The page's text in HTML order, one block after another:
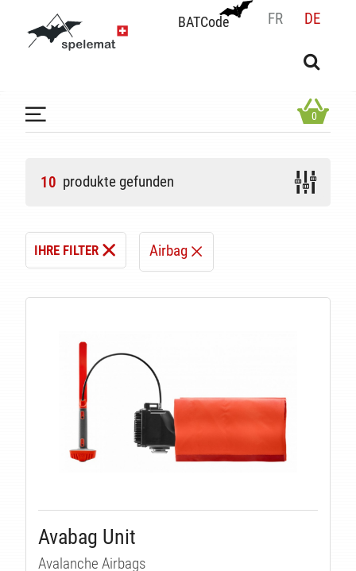
BATCode FR DE
BATCode
OK
0
10 produkte gefunden
IHRE FILTER Airbag
Avabag Unit
Avalanche Airbags